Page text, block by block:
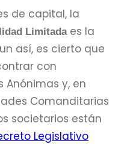
de capital, la
Limitadaes la
así, es cierto que
con
Anónimas y, en
Comanditarias
societarios están
Legislativo